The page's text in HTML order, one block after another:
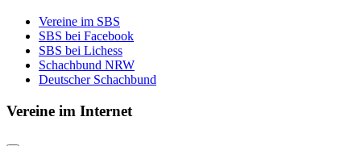
Vereine im SBS
SBS bei Facebook
SBS bei Lichess
Schachbund NRW
Deutscher Schachbund
Vereine im Internet